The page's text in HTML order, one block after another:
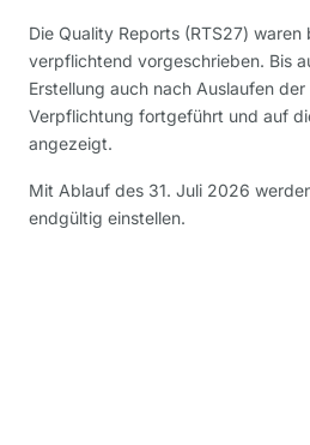
Die Quality Reports (RTS27)
verpflichtend vorgeschrieben. Bis
Erstellung auch nach Auslaufen
Verpflichtung fortgeführt und auf
angezeigt.
Mit Ablauf des 31. Juli 2026
endgültig einstellen.